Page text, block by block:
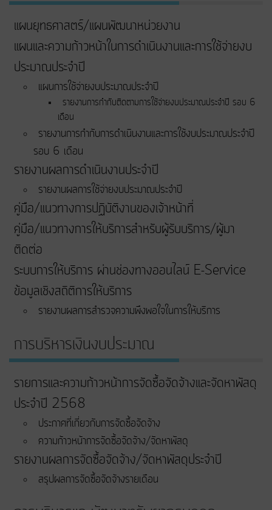
แผนยุทธศาสตร์/แผนพัฒนาหน่วยงาน
แผนและความก้าวหน้าในการดําเนินงานและการใช้จ่ายงบ
ประมาณประจําปี
แผนการใช้จ่ายงบประมาณประจำปี
รายงานการกำกับติดตามการใช้จ่ายงบประมาณประจำปี รอบ 6
เดือน
รายงานการกำกับการดำเนินงานและการใช้งบประมาณประจำปี
รอบ 6 เดือน
รายงานผลการดำเนินงานประจำปี
รายงานผลการใช้จ่ายงบประมาณประจำปี
คู่มือ/แนวทางการปฏิบัติงานของเจ้าหน้าที่
คู่มือ/แนวทางการให้บริการสำหรับผู้รับบริการ/ผู้มา
ติดต่อ
ระบบการให้บริการ ผ่านช่องทางออนไลน์ E-Service
ข้อมูลเชิงสถิติการให้บริการ
รายงานผลการสำรวจความพึงพอใจในการให้บริการ
การบริหารเงินงบประมาณ
รายการและความก้าวหน้าการจัดซื้อจัดจ้างและจัดหาพัสดุ
ประจำปี 2568
ประกาศที่เกี่ยวกับการจัดซื้อจัดจ้าง
ความก้าวหน้าการจัดซื้อจัดจ้าง/จัดหาพัสดุ
รายงานผลการจัดซื้อจัดจ้าง/จัดหาพัสดุประจำปี
สรุปผลการจัดซื้อจัดจ้างรายเดือน